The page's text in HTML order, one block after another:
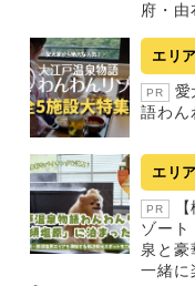
府・由
エリ
PR
愛
語わん
エリ
PR
ゾート
泉と豪
一緒に